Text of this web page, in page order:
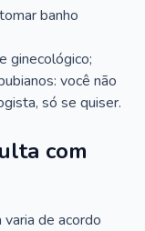
banho
ginecológico;
você não
só se quiser.
com
de acordo